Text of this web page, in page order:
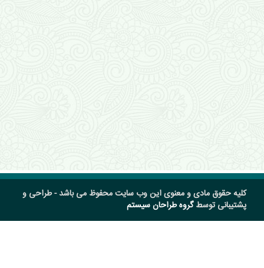
کلیه حقوق مادی و معنوی این وب سایت محفوظ می باشد - طراحی و
پشتیبانی توسطگروه طراحان سیستم